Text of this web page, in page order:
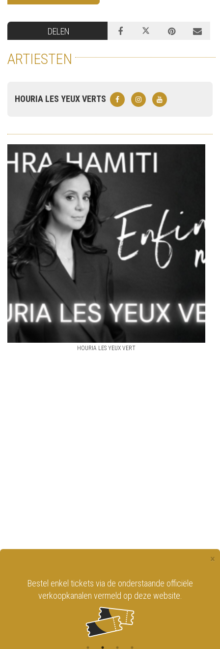
DELEN
ARTIESTEN
HOURIA LES YEUX VERTS
HOURIA LES YEUX VERT
×
Bestel enkel tickets via de onderstaande officiële
verkoopkanalen vermeld op deze website.